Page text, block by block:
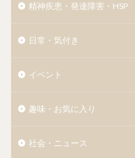
精神疾患・発達障害・HSP
日常・気付き
イベント
趣味・お気に入り
社会・ニュース